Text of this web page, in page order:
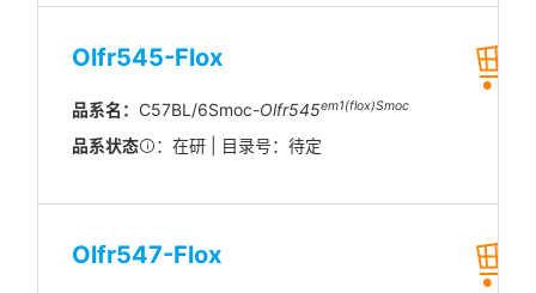
Olfr545-Flox
品系名： C57BL/6Smoc-Olfr545em1(flox)Smoc
品系状态 ：在研 | 目录号：待定
Olfr547-Flox